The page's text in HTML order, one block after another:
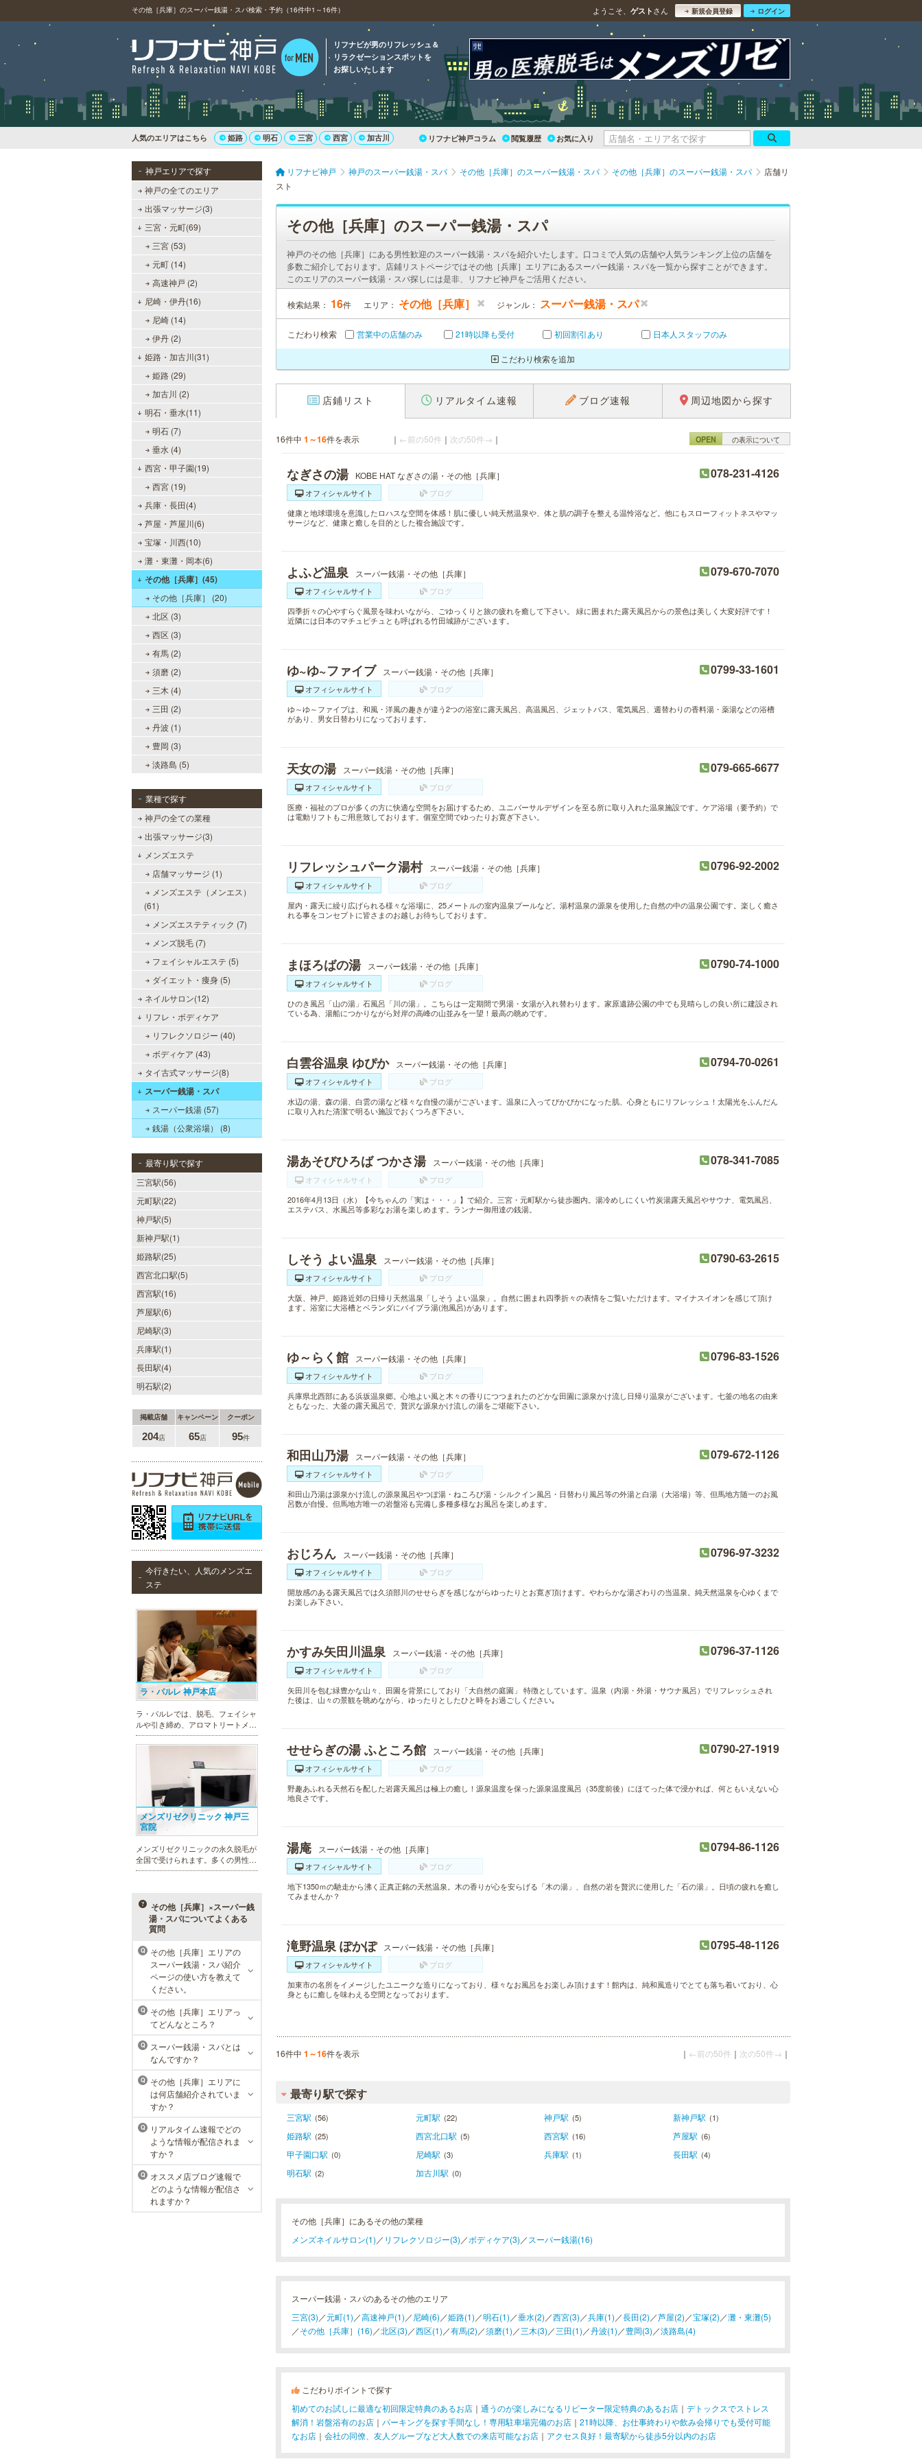
その他［兵庫］のスーパー銭湯・スパ検索・予約（16件中1～16件） ようこそ、 ゲスト さん 新規会員登録 ログイン
リフナビが男のリフレッシュ＆
リラクゼーションスポットを
お探しいたします
人気のエリアはこちら 姫路 明石 三宮 西宮 加古川 リフナビ神戸コラム 閲覧履歴 お気に入り
神戸エリアで探す
神戸の全てのエリア
出張マッサージ(3)
三宮・元町(69)
三宮 (53)
元町 (14)
高速神戸 (2)
尼崎・伊丹(16)
尼崎 (14)
伊丹 (2)
姫路・加古川(31)
姫路 (29)
加古川 (2)
明石・垂水(11)
明石 (7)
垂水 (4)
西宮・甲子園(19)
西宮 (19)
兵庫・長田(4)
芦屋・芦屋川(6)
宝塚・川西(10)
灘・東灘・岡本(6)
その他［兵庫］(45)
その他［兵庫］ (20)
北区 (3)
西区 (3)
有馬 (2)
須磨 (2)
三木 (4)
三田 (2)
丹波 (1)
豊岡 (3)
淡路島 (5)
業種で探す
神戸の全ての業種
出張マッサージ(3)
メンズエステ
店舗マッサージ (1)
メンズエステ（メンエス）
(61)
メンズエステティック (7)
メンズ脱毛 (7)
フェイシャルエステ (5)
ダイエット・痩身 (5)
ネイルサロン(12)
リフレ・ボディケア
リフレクソロジー (40)
ボディケア (43)
タイ古式マッサージ(8)
スーパー銭湯・スパ
スーパー銭湯 (57)
銭湯（公衆浴場） (8)
最寄り駅で探す
三宮駅(56)
元町駅(22)
神戸駅(5)
新神戸駅(1)
姫路駅(25)
西宮北口駅(5)
西宮駅(16)
芦屋駅(6)
尼崎駅(3)
兵庫駅(1)
長田駅(4)
明石駅(2)
掲載店舗 キャンペーン クーポン
204店 65店 95件
今行きたい、人気のメンズエ
ステ
ラ・パルレ 神戸本店
ラ・パルレでは、脱毛、フェイシャ
ルや引き締め、アロマトリートメン
ト、本格的なダイエットコース等、
幅広いメニューでお客様の美を応
回限定体験コースも多数取り揃えて
メンズリゼクリニック 神戸三
宮院
メンズリゼクリニックの永久脱毛が
全国で受けられます。多くの男性患
者様にご支持頂き、新宿1院から始
るクリニックになりました。
MEN’S TBC ミント神戸三宮店
メンズTBCは、ヒゲ脱毛やからだ脱
毛、ボディ引き締め、フェイシャル
等、清潔感を保ちたい方や、お手入
れを楽に済ませたい方を全力でサポ
ート致します。各種体験コースもご
用意し、お待ちしております。
その他［兵庫］×スーパー銭
湯・スパについてよくある
質問
Q
その他［兵庫］エリアの
スーパー銭湯・スパ紹介
ページの使い方を教えて
ください。
Q
その他［兵庫］エリアっ
てどんなところ？
Q
スーパー銭湯・スパとは
なんですか？
Q
その他［兵庫］エリアに
は何店舗紹介されていま
すか？
Q
リアルタイム速報でどの
ような情報が配信されま
すか？
Q
オススメ店ブログ速報で
どのような情報が配信さ
れますか？
リフナビ神戸 神戸のスーパー銭湯・スパ その他［兵庫］のスーパー銭湯・スパ その他［兵庫］のスーパー銭湯・スパ
店舗リ
スト
その他［兵庫］のスーパー銭湯・スパ
神戸のその他［兵庫］にある男性歓迎のスーパー銭湯・スパを紹介いたします。口コミで人気の店舗や人気ランキング上位の店舗を
多数ご紹介しております。店鋪リストページではその他［兵庫］エリアにあるスーパー銭湯・スパを一覧から探すことができます。
このエリアのスーパー銭湯・スパ探しには是非、リフナビ神戸をご活用ください。
検索結果： 16件 エリア： その他［兵庫］ ジャンル： スーパー銭湯・スパ
こだわり検索 営業中の店舗のみ 21時以降も受付 初回割引あり 日本人スタッフのみ
こだわり検索を追加
店鋪リスト リアルタイム速報 ブログ速報 周辺地図から探す
16件中 1～16件を表示 ｜ ←前の50件 ｜ 次の50件→ ｜ OPEN の表示について
なぎさの湯 KOBE HAT なぎさの湯・その他［兵庫］ 078-231-4126
オフィシャルサイト
ブログ
健康と地球環境を意識したロハスな空間を体感！肌に優しい純天然温泉や、体と肌の調子を整える温怜浴など。他にもスローフィットネスやマッ
サージなど、健康と癒しを目的とした複合施設です。
よふど温泉 スーパー銭湯・その他［兵庫］ 079-670-7070
オフィシャルサイト
ブログ
四季折々の心やすらぐ風景を味わいながら、ごゆっくりと旅の疲れを癒して下さい。 緑に囲まれた露天風呂からの景色は美しく大変好評です！
近隣には日本のマチュピチュとも呼ばれる竹田城跡がございます。
ゆ~ゆ~ファイブ スーパー銭湯・その他［兵庫］ 0799-33-1601
オフィシャルサイト
ブログ
ゆ～ゆ～ファイブは、和風・洋風の趣きが違う2つの浴室に露天風呂、高温風呂、ジェットバス、電気風呂、週替わりの香料湯・薬湯などの浴槽
があり、男女日替わりになっております。
天女の湯 スーパー銭湯・その他［兵庫］ 079-665-6677
オフィシャルサイト
ブログ
医療・福祉のプロが多くの方に快適な空間をお届けするため、ユニバーサルデザインを至る所に取り入れた温泉施設です。ケア浴場（要予約）で
は電動リフトもご用意致しております。個室空間でゆったりお寛ぎ下さい。
リフレッシュパーク湯村 スーパー銭湯・その他［兵庫］ 0796-92-2002
オフィシャルサイト
ブログ
屋内・露天に繰り広げられる様々な浴場に、25メートルの室内温泉プールなど。湯村温泉の源泉を使用した自然の中の温泉公園です。楽しく癒さ
れる事をコンセプトに皆さまのお越しお待ちしております。
まほろばの湯 スーパー銭湯・その他［兵庫］ 0790-74-1000
オフィシャルサイト
ブログ
ひのき風呂「山の湯」石風呂「川の湯」。こちらは一定期間で男湯・女湯が入れ替わります。家原遺跡公園の中でも見晴らしの良い所に建設され
ている為、湯船につかりながら対岸の高峰の山並みを一望！最高の眺めです。
白雲谷温泉 ゆぴか スーパー銭湯・その他［兵庫］ 0794-70-0261
オフィシャルサイト
ブログ
水辺の湯、森の湯、白雲の湯など様々な自慢の湯がございます。温泉に入ってぴかぴかになった肌、心身ともにリフレッシュ！太陽光をふんだん
に取り入れた清潔で明るい施設でおくつろぎ下さい。
湯あそびひろば つかさ湯 スーパー銭湯・その他［兵庫］ 078-341-7085
オフィシャルサイト
ブログ
2016年4月13日（水）【今ちゃんの「実は・・・」】で紹介。三宮・元町駅から徒歩圏内。湯冷めしにくい竹炭湯露天風呂やサウナ、電気風呂、
エステバス、水風呂等多彩なお湯を楽しめます。ランナー御用達の銭湯。
しそう よい温泉 スーパー銭湯・その他［兵庫］ 0790-63-2615
オフィシャルサイト
ブログ
大阪、神戸、姫路近郊の日帰り天然温泉「しそう よい温泉」。自然に囲まれ四季折々の表情をご覧いただけます。マイナスイオンを感じて頂け
ます。浴室に大浴槽とベランダにバイブラ湯(泡風呂)があります。
ゆ～らく館 スーパー銭湯・その他［兵庫］ 0796-83-1526
オフィシャルサイト
ブログ
兵庫県北西部にある浜坂温泉郷。心地よい風と木々の香りにつつまれたのどかな田園に源泉かけ流し日帰り温泉がございます。七釜の地名の由来
ともなった、大釜の露天風呂で、贅沢な源泉かけ流しの湯をご堪能下さい。
和田山乃湯 スーパー銭湯・その他［兵庫］ 079-672-1126
オフィシャルサイト
ブログ
和田山乃湯は源泉かけ流しの源泉風呂やつぼ湯・ねころび湯・シルクイン風呂・日替わり風呂等の外湯と白湯（大浴場）等、但馬地方随一のお風
呂数が自慢。但馬地方唯一の岩盤浴も完備し多種多様なお風呂を楽しめます。
おじろん スーパー銭湯・その他［兵庫］ 0796-97-3232
オフィシャルサイト
ブログ
開放感のある露天風呂では久須部川のせせらぎを感じながらゆったりとお寛ぎ頂けます。やわらかな湯ざわりの当温泉。純天然温泉を心ゆくまで
お楽しみ下さい。
かすみ矢田川温泉 スーパー銭湯・その他［兵庫］ 0796-37-1126
オフィシャルサイト
ブログ
矢田川を包む緑豊かな山々、田園を背景にしており「大自然の庭園」 特徴としています。温泉（内湯・外湯・サウナ風呂）でリフレッシュされ
た後は、山々の景観を眺めながら、ゆったりとしたひと時をお過ごしください｡
せせらぎの湯 ふところ館 スーパー銭湯・その他［兵庫］ 0790-27-1919
オフィシャルサイト
ブログ
野趣あふれる天然石を配した岩露天風呂は極上の癒し！源泉温度を保った源泉温度風呂（35度前後）にほてった体で浸かれば、何ともいえない心
地良さです。
湯庵 スーパー銭湯・その他［兵庫］ 0794-86-1126
オフィシャルサイト
ブログ
地下1350ｍの馳走から沸く正真正銘の天然温泉。木の香りが心を安らげる「木の湯」、自然の岩を贅沢に使用した「石の湯」。日頃の疲れを癒し
てみませんか？
滝野温泉 ぽかぽ スーパー銭湯・その他［兵庫］ 0795-48-1126
オフィシャルサイト
ブログ
加東市の名所をイメージしたユニークな造りになっており、様々なお風呂をお楽しみ頂けます！館内は、純和風造りでとても落ち着いており、心
身ともに癒しを味わえる空間となっております。
16件中 1～16件を表示 ｜ ←前の50件 ｜ 次の50件→ ｜
最寄り駅で探す
三宮駅 (56) 元町駅 (22) 神戸駅 (5) 新神戸駅 (1)
姫路駅 (25) 西宮北口駅 (5) 西宮駅 (16) 芦屋駅 (6)
甲子園口駅 (0) 尼崎駅 (3) 兵庫駅 (1) 長田駅 (4)
明石駅 (2) 加古川駅 (0)
その他［兵庫］にあるその他の業種
メンズネイルサロン(1) ／ リフレクソロジー(3) ／ボディケア(3) ／ スーパー銭湯(16)
スーパー銭湯・スパのあるその他のエリア
三宮(3) ／元町(1) ／高速神戸(1) ／ 尼崎(6) ／姫路(1) ／明石(1) ／垂水(2) ／西宮(3) ／兵庫(1) ／長田(2) ／芦屋(2) ／宝塚(2) ／灘・東灘(5)
／その他［兵庫］(16) ／北区(3) ／西区(1) ／有馬(2) ／須磨(1) ／三木(3) ／三田(1) ／丹波(1) ／豊岡(3) ／淡路島(4)
こだわりポイントで探す
初めてのお試しに最適な初回限定特典のあるお店 ｜ 通うのが楽しみになるリピーター限定特典のあるお店 ｜ デトックスでストレス
解消！岩盤浴有のお店 ｜ パーキングを探す手間なし！専用駐車場完備のお店 ｜ 21時以降、お仕事終わりや飲み会帰りでも受付可能
なお店 ｜ 会社の同僚、友人グループなど大人数での来店可能なお店 ｜ アクセス良好！最寄駅から徒歩5分以内のお店